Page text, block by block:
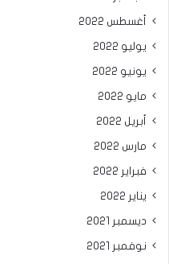
أغسطس 2022
يوليو 2022
يونيو 2022
مايو 2022
أبريل 2022
مارس 2022
فبراير 2022
يناير 2022
ديسمبر 2021
نوفمبر 2021